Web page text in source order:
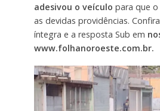
adesivou o veículo para que
as devidas providências.
íntegra e a resposta Sub em
www.folhanoroeste.com.br.